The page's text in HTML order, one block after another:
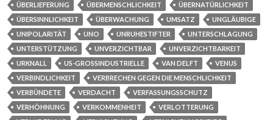
ÜBERLIEFERUNG
ÜBERMENSCHLICHKEIT
ÜBERNATÜRLICHKEIT
ÜBERSINNLICHKEIT
ÜBERWACHUNG UMSATZ
UNGLÄUBIGE
UNIPOLARITÄT
UNO UNRUHESTIFTER
UNTERSCHLAGUNG
UNTERSTÜTZUNG
UNVERZICHTBAR
UNVERZICHTBARKEIT
URKNALL
US-GROSSINDUSTRIELLE VAN DELFT
VENUS
VERBINDLICHKEIT
VERBRECHEN GEGEN DIE MENSCHLICHKEIT
VERBÜNDETE
VERDACHT
VERFASSUNGSSCHUTZ
VERHÖHNUNG
VERKOMMENHEIT
VERLOTTERUNG